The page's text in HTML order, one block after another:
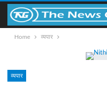
Home व्यपार
व्यपार